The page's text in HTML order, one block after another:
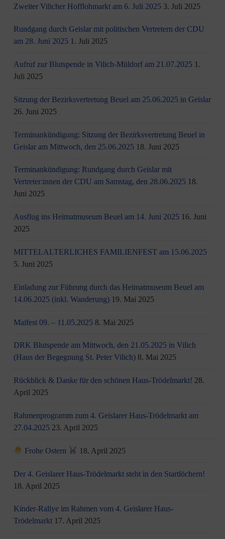
Zweiter Vilicher Hofflohmarkt am 6. Juli 2025 3. Juli 2025
Rundgang durch Geislar mit politischen Vertretern der CDU
am 28. Juni 2025 1. Juli 2025
Aufruf zur Blutspende in Vilich-Müldorf am 21.07.2025 1.
Juli 2025
Sitzung der Bezirksvertretung Beuel am 25.06.2025 in Geislar
26. Juni 2025
Terminankündigung: Sitzung der Bezirksvertretung Beuel in
Geislar am Mittwoch, den 25.06.2025 18. Juni 2025
Terminankündigung: Rundgang durch Geislar mit
Vertreter:innen der CDU am Samstag, den 28.06.2025 18.
Juni 2025
Ausflug ins Heimatmuseum Beuel am 14. Juni 2025 16. Juni
2025
MITTELALTERLICHES FAMILIENFEST am 15.06.2025
5. Juni 2025
Einladung zur Führung durch das Heimatmuseum Beuel am
14.06.2025 (inkl. Wanderung) 19. Mai 2025
Maifest 09. – 11.05.2025 8. Mai 2025
DRK Blutspende am Mittwoch, den 21.05.2025 in Vilich
(Haus der Begegnung St. Peter Vilich) 8. Mai 2025
Rückblick & Danke für den schönen Haus-Trödelmarkt! 28.
April 2025
Rahmenprogramm zum 4. Geislarer Haus-Trödelmarkt am
27.04.2025 23. April 2025
Frohe Ostern 18. April 2025
Der 4. Geislarer Haus-Trödelmarkt steht in den Startlöchern!
18. April 2025
Kinder-Rallye im Rahmen vom 4. Geislarer Haus-
Trödelmarkt 17. April 2025